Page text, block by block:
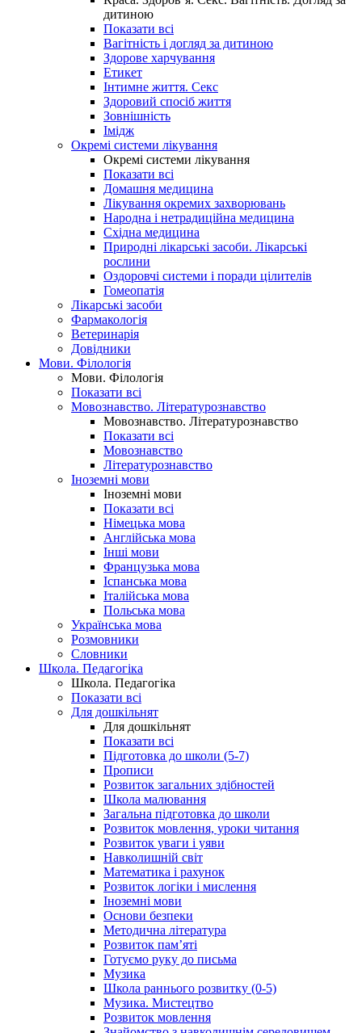
дитиною
Показати всі
Вагітність і догляд за дитиною
Здорове харчування
Етикет
Інтимне життя. Секс
Здоровий спосіб життя
Зовнішність
Імідж
Окремі системи лікування
Окремі системи лікування
Показати всі
Домашня медицина
Лікування окремих захворювань
Народна і нетрадиційна медицина
Східна медицина
Природні лікарські засоби. Лікарські
рослини
Оздоровчі системи і поради цілителів
Гомеопатія
Лікарські засоби
Фармакологія
Ветеринарія
Довідники
Мови. Філологія
Мови. Філологія
Показати всі
Мовознавство. Літературознавство
Мовознавство. Літературознавство
Показати всі
Мовознавство
Літературознавство
Іноземні мови
Іноземні мови
Показати всі
Німецька мова
Англійська мова
Інші мови
Французька мова
Іспанська мова
Італійська мова
Польська мова
Українська мова
Розмовники
Словники
Школа. Педагогіка
Школа. Педагогіка
Показати всі
Для дошкільнят
Для дошкільнят
Показати всі
Підготовка до школи (5-7)
Прописи
Розвиток загальних здібностей
Школа малювання
Загальна підготовка до школи
Розвиток мовлення, уроки читання
Розвиток уваги і уяви
Навколишній світ
Математика і рахунок
Розвиток логіки і мислення
Іноземні мови
Основи безпеки
Методична література
Розвиток пам’яті
Готуємо руку до письма
Музика
Школа раннього розвитку (0-5)
Музика. Мистецтво
Розвиток мовлення